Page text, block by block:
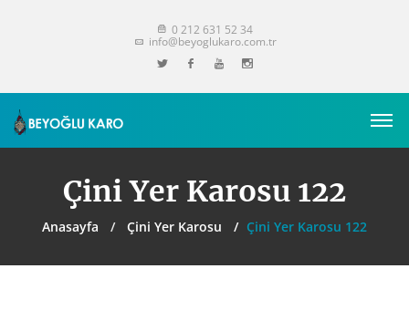
0 212 631 52 34
info@beyoglukaro.com.tr
Çini Yer Karosu 122
Anasayfa Çini Yer Karosu Çini Yer Karosu 122